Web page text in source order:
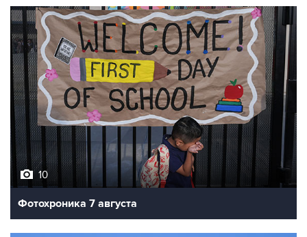
10
Фотохроника 7 августа